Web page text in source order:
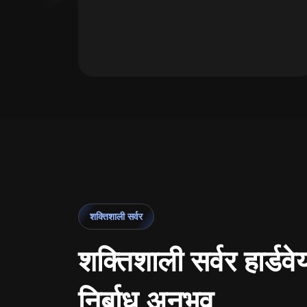
शक्तिशाली सर्वर
शक्तिशाली सर्वर
निर्बाध अनुभव